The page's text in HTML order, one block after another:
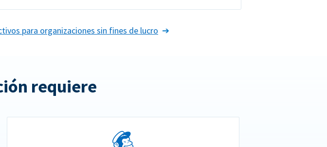
para organizaciones sin fines de lucro
requiere